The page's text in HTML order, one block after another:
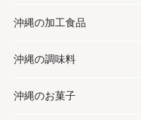
お取り寄せグルメ
フルーツ・野菜
お肉
沖縄の加工食品
加工食品
缶詰／パウチ
沖縄の調味料
調味料
沖縄のお菓子